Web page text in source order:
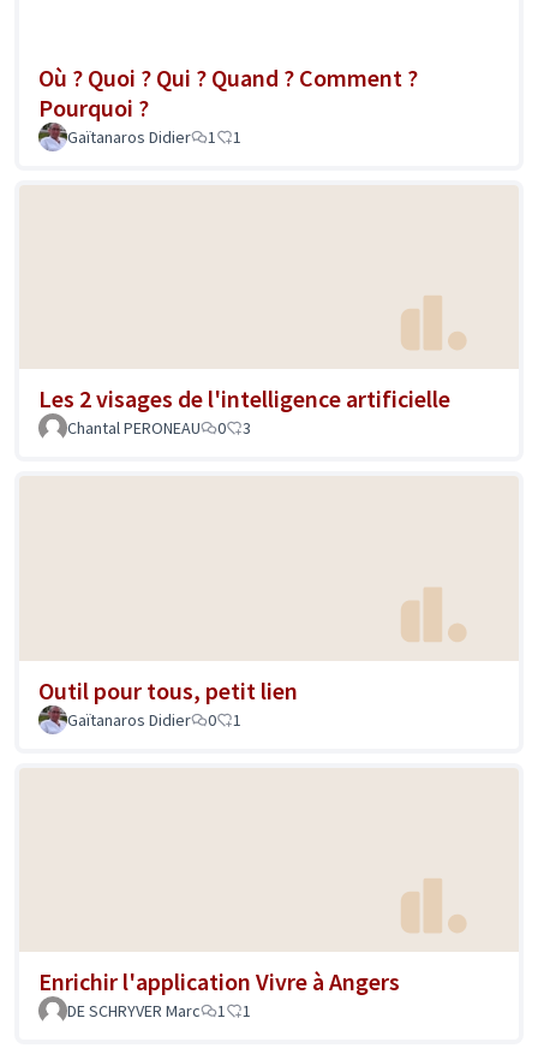
Où ? Quoi ? Qui ? Quand ? Comment ?
Pourquoi ?
Gaïtanaros Didier 1 1
Les 2 visages de l'intelligence artificielle
Chantal PERONEAU 0 3
Outil pour tous, petit lien
Gaïtanaros Didier 0 1
Enrichir l'application Vivre à Angers
DE SCHRYVER Marc 1 1